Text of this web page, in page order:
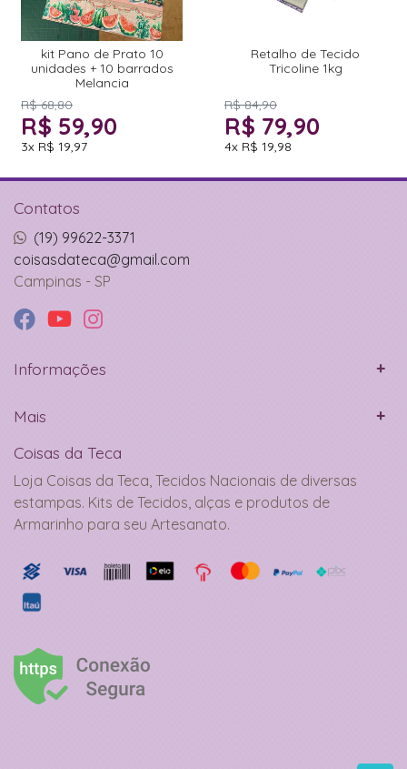
kit Pano de Prato 10
unidades + 10 barrados
Melancia
R$ 68,80
R$ 59,90
3x R$ 19,97
Retalho de Tecido
Tricoline 1kg
R$ 84,90
R$ 79,90
4x R$ 19,98
Contatos
(19) 99622-3371
coisasdateca@gmail.com
Campinas - SP
Informações
Mais
Coisas da Teca
Loja Coisas da Teca, Tecidos Nacionais de diversas
estampas. Kits de Tecidos, alças e produtos de
Armarinho para seu Artesanato.